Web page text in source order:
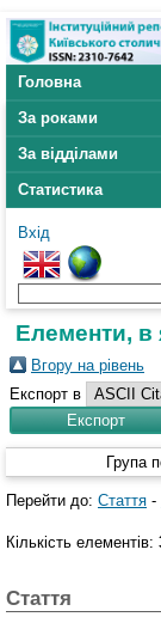
Головна
За роками
За відділами
Статистика
Вхід
Елементи, в
Вгору на рівень
Експорт в
Група
Перейти до: Стаття -
Кількість елементів:
Стаття